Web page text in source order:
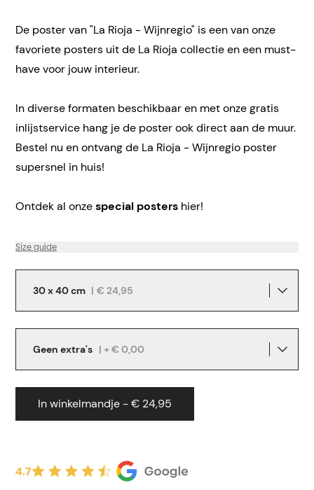
De poster van "La Rioja - Wijnregio" is een van onze
favoriete posters uit de La Rioja collectie en een must-
have voor jouw interieur.
In diverse formaten beschikbaar en met onze gratis
inlijstservice hang je de poster ook direct aan de muur.
Bestel nu en ontvang de La Rioja - Wijnregio poster
supersnel in huis!
Ontdek al onzespecial posters hier!
Size guide
30 x 40 cm | € 24,95
Geen extra's | + € 0,00
In winkelmandje - € 24,95
4.7